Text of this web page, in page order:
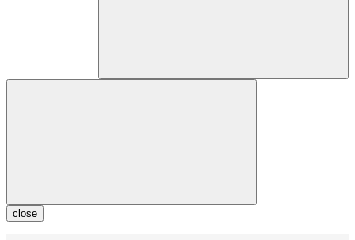
close